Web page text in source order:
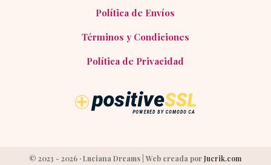
Política de Envíos
Términos y Condiciones
Política de Privacidad
© 2023 - 2026 · Luciana Dreams | Web creada porJucrik.com